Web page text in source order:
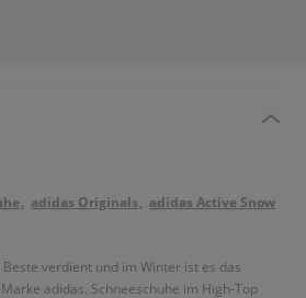
adidas Originals
adidas Active Snow
verdient und im Winter ist es das
adidas. Schneeschuhe im High-Top